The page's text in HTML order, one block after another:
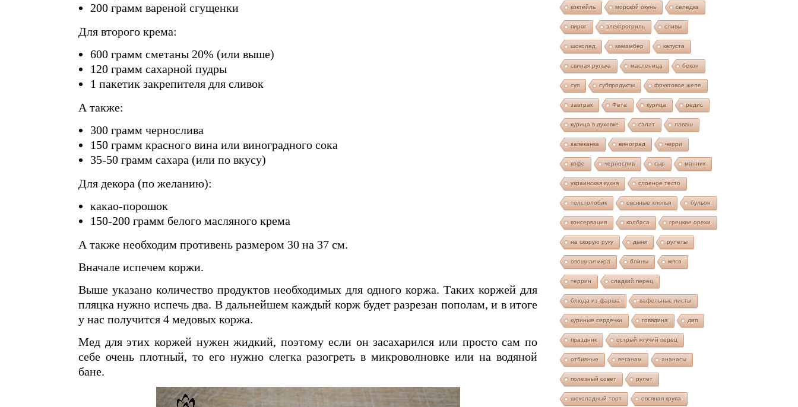
200 грамм вареной сгущенки
Для второго крема:
600 грамм сметаны 20% (или выше)
120 грамм сахарной пудры
1 пакетик закрепителя для сливок
А также:
300 грамм чернослива
150 грамм красного вина или виноградного сока
35-50 грамм сахара (или по вкусу)
Для декора (по желанию):
какао-порошок
150-200 грамм белого масляного крема
А также необходим противень размером 30 на 37 см.
Вначале испечем коржи.
Выше указано количество продуктов необходимых для одного коржа. Таких коржей для
пляцка нужно испечь два. В дальнейшем каждый корж будет разрезан пополам, и в итоге
у нас получится 4 медовых коржа.
Мед для этих коржей нужен жидкий, поэтому если он засахарился или просто сам по
себе очень плотный, то его нужно слегка разогреть в микроволновке или на водяной
бане.
коктейль морской окунь селедка
пирог электрогриль сливы
шоколад камамбер капуста
свиная рулька масленица бекон
суп субпродукты фруктовое желе
завтрак Фета курица редис
курица в духовке салат лаваш
запеканка виноград черри
кофе чернослив сыр манник
украинская кухня слоеное тесто
толстолобик овсяные хлопья бульон
консервация колбаса грецкие орехи
на скорую руку дыня рулеты
овощная икра блины мясо
террин сладкий перец
блюда из фарша вафельные листы
куриные сердечки говядина дип
праздник острый жгучий перец
отбивные веганам ананасы
полезный совет рулет
шоколадный торт овсяная крупа